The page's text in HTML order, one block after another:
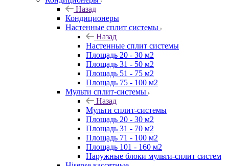
Назад
Кондиционеры
Настенные сплит системы
Назад
Настенные сплит системы
Площадь 20 - 30 м2
Площадь 31 - 50 м2
Площадь 51 - 75 м2
Площадь 75 - 100 м2
Мульти сплит-системы
Назад
Мульти сплит-системы
Площадь 20 - 30 м2
Площадь 31 - 70 м2
Площадь 71 - 100 м2
Площадь 101 - 160 м2
Наружные блоки мульти-сплит систем